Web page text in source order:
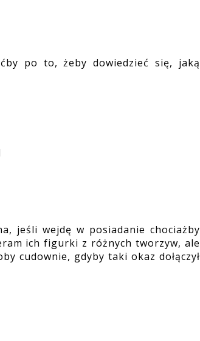
po to, żeby dowiedzieć się, jaką
jeśli wejdę w posiadanie chociażby
ich figurki z różnych tworzyw, ale
cudownie, gdyby taki okaz dołączył